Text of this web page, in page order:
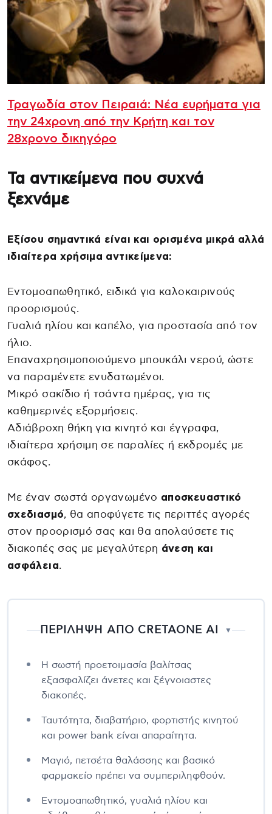
Τραγωδία στον Πειραιά: Νέα ευρήματα για
την 24χρονη από την Κρήτη και τον
28χρονο δικηγόρο
Τα αντικείμενα που συχνά
ξεχνάμε
Εξίσου σημαντικά είναι και ορισμένα μικρά αλλά
ιδιαίτερα χρήσιμα αντικείμενα:
Εντομοαπωθητικό, ειδικά για καλοκαιρινούς
προορισμούς.
Γυαλιά ηλίου και καπέλο, για προστασία από τον
ήλιο.
Επαναχρησιμοποιούμενο μπουκάλι νερού, ώστε
να παραμένετε ενυδατωμένοι.
Μικρό σακίδιο ή τσάντα ημέρας, για τις
καθημερινές εξορμήσεις.
Αδιάβροχη θήκη για κινητό και έγγραφα,
ιδιαίτερα χρήσιμη σε παραλίες ή εκδρομές με
σκάφος.
Με έναν σωστά οργανωμένο αποσκευαστικό
σχεδιασμό, θα αποφύγετε τις περιττές αγορές
στον προορισμό σας και θα απολαύσετε τις
διακοπές σας με μεγαλύτερη άνεση και
ασφάλεια.
ΠΕΡΙΛΗΨΗ ΑΠΟ CRETAONE AI ▼
Η σωστή προετοιμασία βαλίτσας
εξασφαλίζει άνετες και ξέγνοιαστες
διακοπές.
Ταυτότητα, διαβατήριο, φορτιστής κινητού
και power bank είναι απαραίτητα.
Μαγιό, πετσέτα θαλάσσης και βασικό
φαρμακείο πρέπει να συμπεριληφθούν.
Εντομοαπωθητικό, γυαλιά ηλίου και